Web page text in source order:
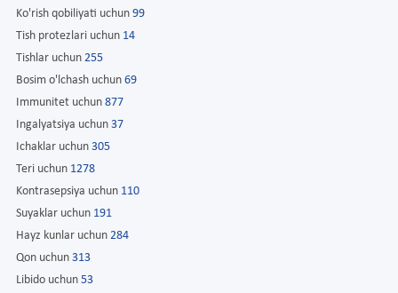
Ko'rish qobiliyati uchun 99
Tish protezlari uchun 14
Tishlar uchun 255
Bosim o'lchash uchun 69
Immunitet uchun 877
Ingalyatsiya uchun 37
Ichaklar uchun 305
Teri uchun 1278
Kontrasepsiya uchun 110
Suyaklar uchun 191
Hayz kunlar uchun 284
Qon uchun 313
Libido uchun 53